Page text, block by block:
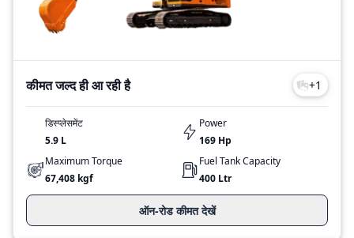
कीमत जल्द ही आ रही है +1
डिस्प्लेसमेंट
5.9 L
Power
169 Hp
Maximum Torque
67,408 kgf
Fuel Tank Capacity
400 Ltr
ऑन-रोड कीमत देखें